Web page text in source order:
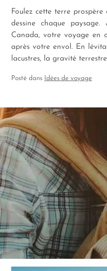
Foulez cette terre
dessine chaque
Canada, votre voyage en
après votre envol. En
lacustres, la gravité
Posté dans Idées de voyage